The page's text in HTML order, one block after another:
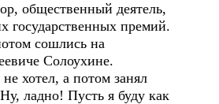
общественный деятель,
государственных премий.
сошлись на
Солоухине.
хотел, а потом занял
ладно! Пусть я буду как